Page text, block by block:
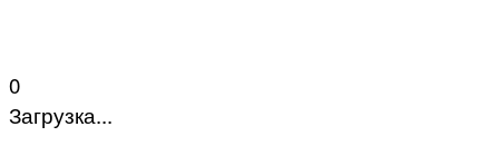
0
Загрузка...